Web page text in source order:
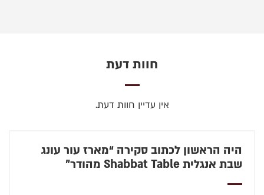
חוות דעת
אין עדיין חוות דעת.
היה הראשון לכתוב סקירה “מארז עור עונג
שבת אנגלית Shabbat Table מהודר”